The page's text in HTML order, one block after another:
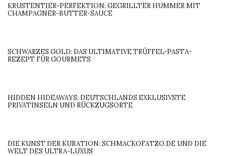
KRUSTENTIER-PERFEKTION: GEGRILLTER HUMMER MIT
CHAMPAGNER-BUTTER-SAUCE
SCHWARZES GOLD: DAS ULTIMATIVE TRÜFFEL-PASTA-
REZEPT FÜR GOURMETS
HIDDEN HIDEAWAYS: DEUTSCHLANDS EXKLUSIVSTE
PRIVATINSELN UND RÜCKZUGSORTE
DIE KUNST DER KURATION: SCHMACKOFATZO.DE UND DIE
WELT DES ULTRA-LUXUS